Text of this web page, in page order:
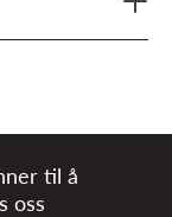
til å
oss